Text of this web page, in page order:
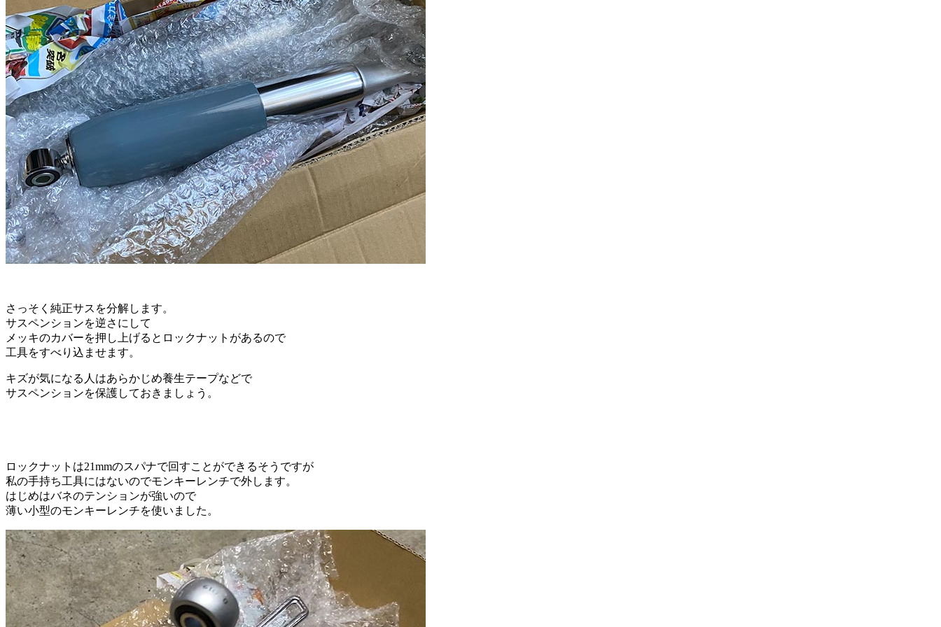
さっそく純正サスを分解します。
サスペンションを逆さにして
メッキのカバーを押し上げるとロックナットがあるので
工具をすべり込ませます。
キズが気になる人はあらかじめ養生テープなどで
サスペンションを保護しておきましょう。
ロックナットは21mmのスパナで回すことができるそうですが
私の手持ち工具にはないのでモンキーレンチで外します。
はじめはバネのテンションが強いので
薄い小型のモンキーレンチを使いました。